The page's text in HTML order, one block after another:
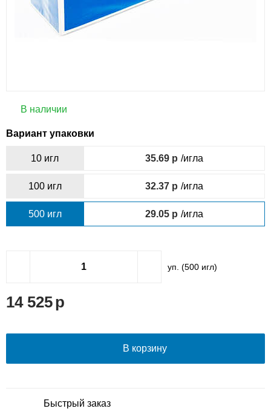
В наличии
Вариант упаковки
10 игл 35.69 /игла
100 игл 32.37 /игла
500 игл 29.05 /игла
уп. (500игл)
14 525
В корзину
Быстрый заказ